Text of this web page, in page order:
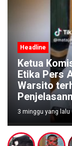
Headline
Ketua
Etika Pers
Warsito
3 minggu yang lalu